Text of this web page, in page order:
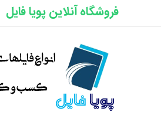
فروشگاه آنلاین پویا فایل